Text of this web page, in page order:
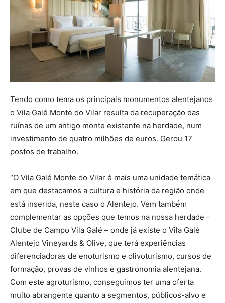
Tendo como tema os principais monumentos alentejanos
o Vila Galé Monte do Vilar resulta da recuperação das
ruínas de um antigo monte existente na herdade, num
investimento de quatro milhões de euros. Gerou 17
postos de trabalho.
“O Vila Galé Monte do Vilar é mais uma unidade temática
em que destacamos a cultura e história da região onde
está inserida, neste caso o Alentejo. Vem também
complementar as opções que temos na nossa herdade –
Clube de Campo Vila Galé – onde já existe o Vila Galé
Alentejo Vineyards & Olive, que terá experiências
diferenciadoras de enoturismo e olivoturismo, cursos de
formação, provas de vinhos e gastronomia alentejana.
Com este agroturismo, conseguimos ter uma oferta
muito abrangente quanto a segmentos, públicos-alvo e